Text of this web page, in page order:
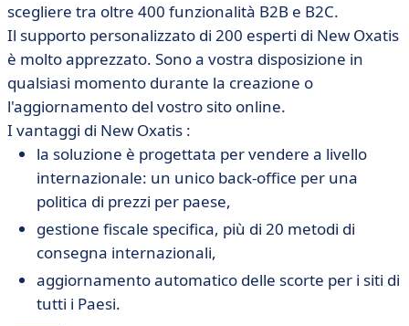
scegliere tra oltre 400 funzionalità B2B e B2C.
Il supporto personalizzato di 200 esperti di New Oxatis
è molto apprezzato. Sono a vostra disposizione in
qualsiasi momento durante la creazione o
l'aggiornamento del vostro sito online.
I vantaggi di New Oxatis :
la soluzione è progettata per vendere a livello
internazionale: un unico back-office per una
politica di prezzi per paese,
gestione fiscale specifica, più di 20 metodi di
consegna internazionali,
aggiornamento automatico delle scorte per i siti di
tutti i Paesi.